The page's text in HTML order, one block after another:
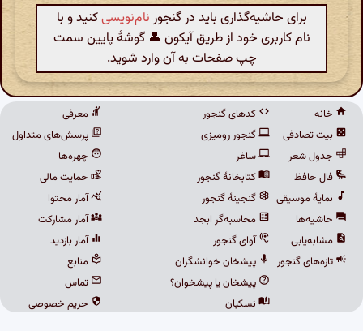
برای حاشیه‌گذاری باید در گنجور نام‌نویسیکنید و با
نام کاربری خود از طریق آیکون 👤 گوشهٔ پایین سمت
چپ صفحات به آن وارد شوید.
خانه
بیت تصادفی
جدول شعر
فال حافظ
نمایهٔ موسیقی
حاشیه‌ها
مشابه‌یابی
تازه‌های گنجور
کدهای گنجور
گنجور رومیزی
ساغر
کتابخانهٔ گنجور
گنجینهٔ گنجور
محاسبه‌گر ابجد
آوای گنجور
پیشخان خوانشگران
پیشخان یا پیشخوان؟
نسکبان
معرفی
پرسش‌های متداول
چهره‌ها
حمایت مالی
آمار محتوا
آمار مشارکت
آمار بازدید
منابع
تماس
حریم خصوصی